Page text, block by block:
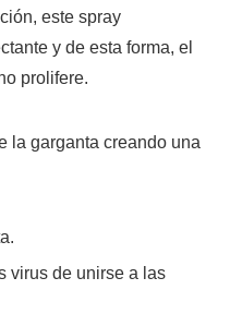
este spray
y de esta forma, el
prolifere.
la garganta creando una
virus de unirse a las